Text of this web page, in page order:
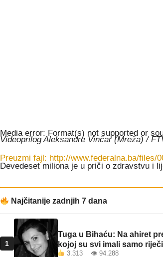
Media error: Format(s) not supported or
Preuzmi fajl: http://www.federalna.ba/files/
Koristite Gore/Dole strelice za
Videoprilog Aleksandre Vinčar (Mreža) /
Devedeset miliona je u priči o zdravstvu i
Najčitanije zadnjih 7 dana
1
Tuga u Bihaću: Na ahiret
kojoj su svi imali samo
3.313 👁 94.288